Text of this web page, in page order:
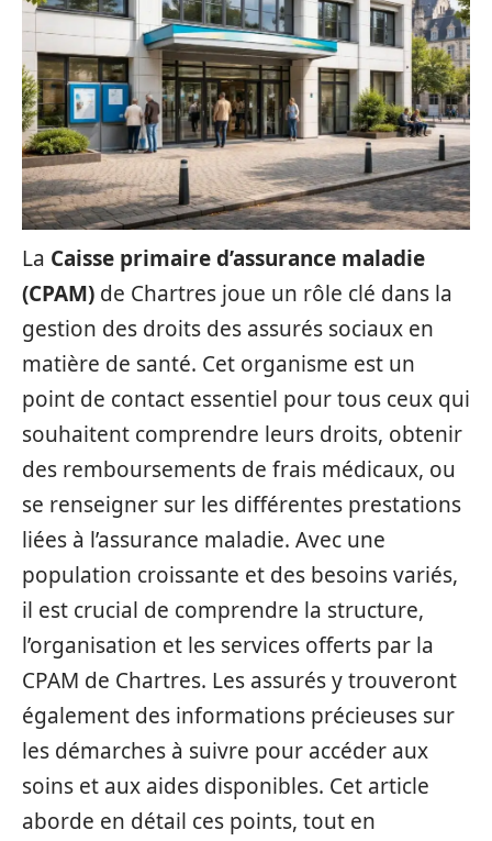
La Caisse primaire d’assurance maladie
(CPAM) de Chartres joue un rôle clé dans la
gestion des droits des assurés sociaux en
matière de santé. Cet organisme est un
point de contact essentiel pour tous ceux qui
souhaitent comprendre leurs droits, obtenir
des remboursements de frais médicaux, ou
se renseigner sur les différentes prestations
liées à l’assurance maladie. Avec une
population croissante et des besoins variés,
il est crucial de comprendre la structure,
l’organisation et les services offerts par la
CPAM de Chartres. Les assurés y trouveront
également des informations précieuses sur
les démarches à suivre pour accéder aux
soins et aux aides disponibles. Cet article
aborde en détail ces points, tout en